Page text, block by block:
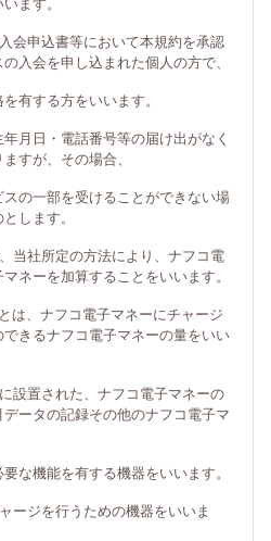
ます。
会申込書等において本規約を承認
入会を申し込まれた個人の方で、
有する方をいいます。
月日・電話番号等の届け出がなく
すが、その場合、
の一部を受けることができない場
します。
当社所定の方法により、ナフコ電
ネーを加算することをいいます。
は、ナフコ電子マネーにチャージ
きるナフコ電子マネーの量をいい
設置された、ナフコ電子マネーの
ータの記録その他のナフコ電子マ
な機能を有する機器をいいます。
ージを行うための機器をいいま